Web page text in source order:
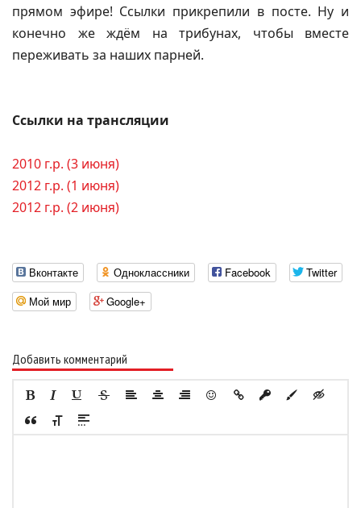
прямом эфире! Ссылки прикрепили в посте. Ну и
конечно же ждём на трибунах, чтобы вместе
переживать за наших парней.
Ссылки на трансляции
2010 г.р. (3 июня)
2012 г.р. (1 июня)
2012 г.р. (2 июня)
Вконтакте Одноклассники Facebook
Twitter
Мой мир
Google+
Добавить комментарий